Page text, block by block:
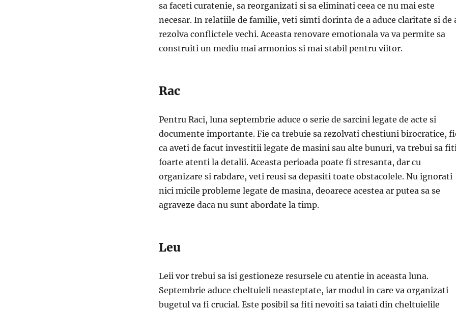
sa faceti curatenie, sa reorganizati si sa eliminati ceea ce nu mai este
necesar. In relatiile de familie, veti simti dorinta de a aduce claritate si de
rezolva conflictele vechi. Aceasta renovare emotionala va va permite sa
construiti un mediu mai armonios si mai stabil pentru viitor.
Rac
Pentru Raci, luna septembrie aduce o serie de sarcini legate de acte si
documente importante. Fie ca trebuie sa rezolvati chestiuni birocratice,
ca aveti de facut investitii legate de masini sau alte bunuri, va trebui sa fiti
foarte atenti la detalii. Aceasta perioada poate fi stresanta, dar cu
organizare si rabdare, veti reusi sa depasiti toate obstacolele. Nu ignorati
nici micile probleme legate de masina, deoarece acestea ar putea sa se
agraveze daca nu sunt abordate la timp.
Leu
Leii vor trebui sa isi gestioneze resursele cu atentie in aceasta luna.
Septembrie aduce cheltuieli neasteptate, iar modul in care va organizati
bugetul va fi crucial. Este posibil sa fiti nevoiti sa taiati din cheltuielile